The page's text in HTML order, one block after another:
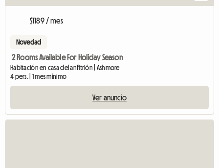
$1189 / mes
Novedad
2 Rooms Available For Holiday Season
Habitación en casa del anfitrión | Ashmore
4 pers. | 1 mes mínimo
Ver anuncio